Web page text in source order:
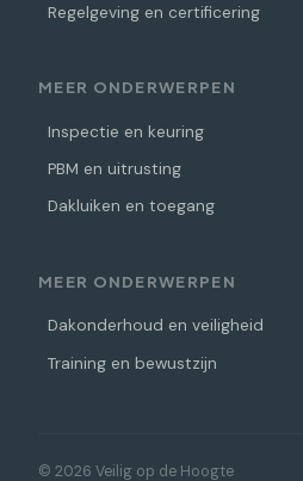
Regelgeving en certificering
MEER ONDERWERPEN
Inspectie en keuring
PBM en uitrusting
Dakluiken en toegang
MEER ONDERWERPEN
Dakonderhoud en veiligheid
Training en bewustzijn
© 2026 Veilig op de Hoogte